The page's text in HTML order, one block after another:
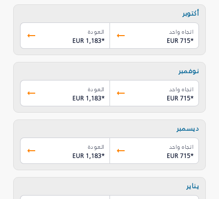
أكتوبر
اتجاه واحد
EUR 715*
العودة
EUR 1,183*
نوفمبر
اتجاه واحد
EUR 715*
العودة
EUR 1,183*
ديسمبر
اتجاه واحد
EUR 715*
العودة
EUR 1,183*
يناير